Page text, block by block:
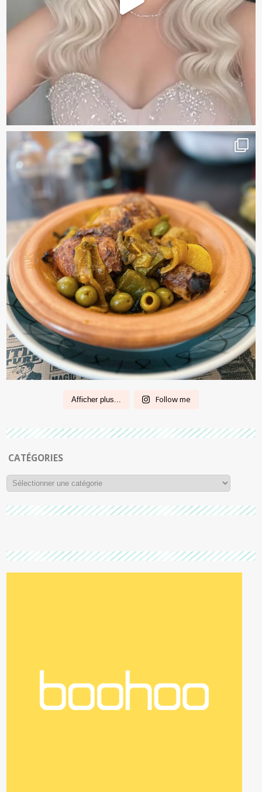
Afficher plus... Follow me
CATÉGORIES